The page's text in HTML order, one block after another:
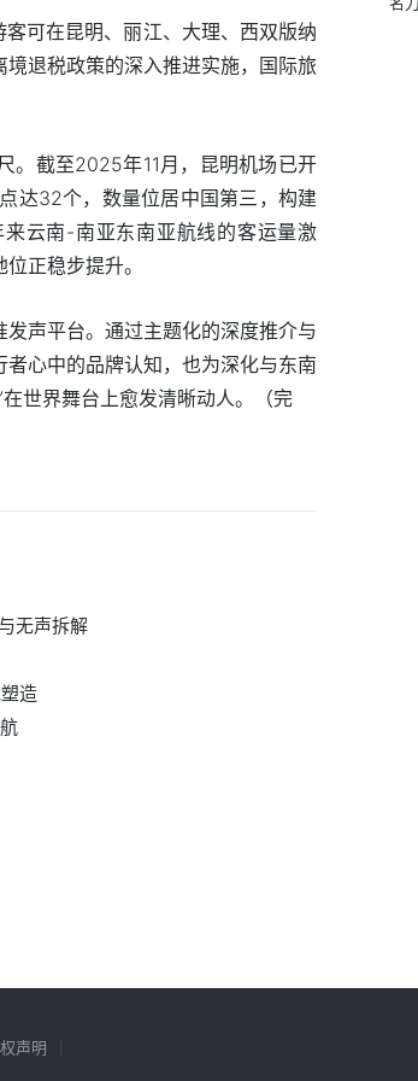
可在昆明、丽江、大理、西双版纳
退税政策的深入推进实施，国际旅
。截至2025年11月，昆明机场已开
达32个，数量位居中国第三，构建
云南-南亚东南亚航线的客运量激
正稳步提升。
声平台。通过主题化的深度推介与
心中的品牌认知，也为深化与东南
世界舞台上愈发清晰动人。（完
无声拆解
造
声明